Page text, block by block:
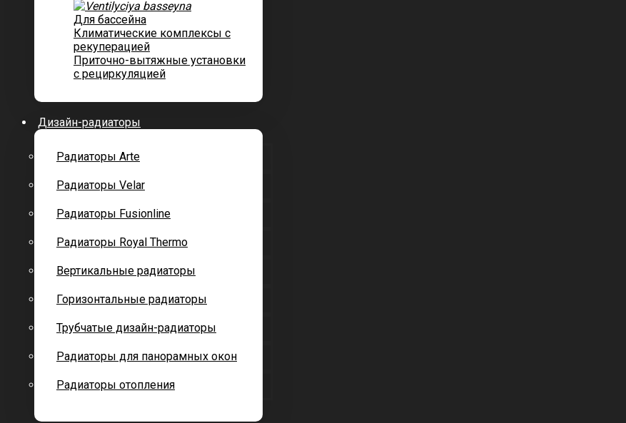
Для бассейна
Климатические комплексы с
рекуперацией
Приточно-вытяжные установки
с рециркуляцией
Дизайн-радиаторы
Радиаторы Arte
Радиаторы Velar
Радиаторы Fusionline
Радиаторы Royal Thermo
Вертикальные радиаторы
Горизонтальные радиаторы
Трубчатые дизайн-радиаторы
Радиаторы для панорамных окон
Радиаторы отопления